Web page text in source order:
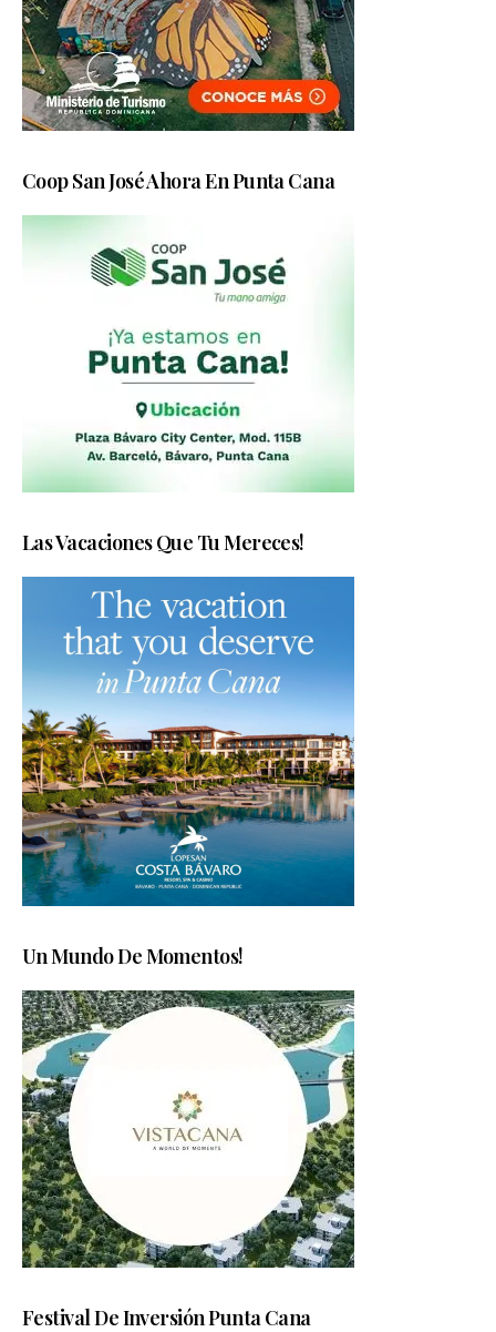
Coop San José Ahora En Punta Cana
Las Vacaciones Que Tu Mereces!
Un Mundo De Momentos!
Festival De Inversión Punta Cana